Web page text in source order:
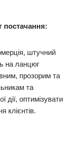
постачання:
штучний
на ланцюг
прозорим та
та
дії, оптимізувати
клієнтів.